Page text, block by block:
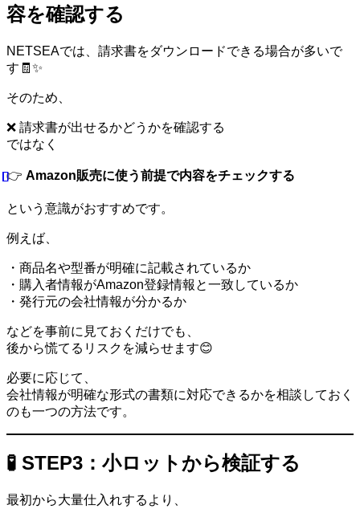
容を確認する
NETSEAでは、請求書をダウンロードできる場合が多いで
す🧾✨
そのため、
❌ 請求書が出せるかどうかを確認する
ではなく
👉 Amazon販売に使う前提で内容をチェックする
という意識がおすすめです。
例えば、
・商品名や型番が明確に記載されているか
・購入者情報がAmazon登録情報と一致しているか
・発行元の会社情報が分かるか
などを事前に見ておくだけでも、
後から慌てるリスクを減らせます😊
必要に応じて、
会社情報が明確な形式の書類に対応できるかを相談しておく
のも一つの方法です。
🧪 STEP3：小ロットから検証する
最初から大量仕入れするより、